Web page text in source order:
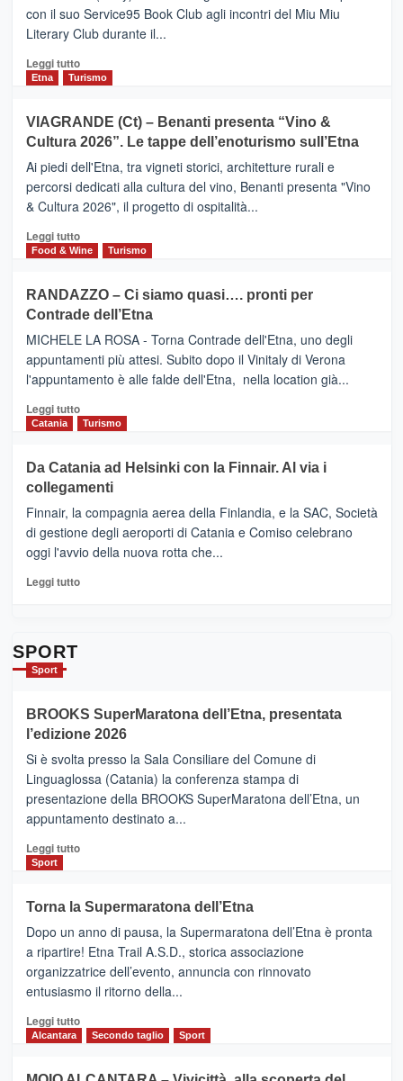
turistica
privilegiata
secondo
dati
di
Anche
la
Alcantara
nei
primi
nella
classifica
con il suo Service95 Book Club agli incontri del Miu Miu
Literary Club durante il...
Leggi tuttoLeggi
di
IL
SAN
DOMENICO
PALACE
TAORMINA,
UN
HOTEL
FOUR
IL
NUOVO
SUMMER
CLUB
Etna Turismo
VIAGRANDE (Ct) – Benanti presenta “Vino &
Cultura 2026”. Le tappe dell’enoturismo sull’Etna
Ai piedi dell'Etna, tra vigneti storici, architetture rurali e
percorsi dedicati alla cultura del vino, Benanti presenta "Vino
& Cultura 2026", il progetto di ospitalità...
Leggi tuttoLeggi
di
VIAGRANDE
(Ct)
–
Benanti
presenta
“Vino
&
Cultura
tappe
dell’enoturismo
Food & Wine Turismo
RANDAZZO – Ci siamo quasi…. pronti per
Contrade dell’Etna
MICHELE LA ROSA - Torna Contrade dell'Etna, uno degli
appuntamenti più attesi. Subito dopo il Vinitaly di Verona
l'appuntamento è alle falde dell'Etna, nella location già...
Leggi tuttoLeggi
di
RANDAZZO
–
Ci
siamo
quasi….
pronti
per
Catania Turismo
Da Catania ad Helsinki con la Finnair. Al via i
collegamenti
Finnair, la compagnia aerea della Finlandia, e la SAC, Società
di gestione degli aeroporti di Catania e Comiso celebrano
oggi l'avvio della nuova rotta che...
Leggi tuttoLeggi
con
la
Al
via
i
collegamenti
SPORT
Sport
BROOKS SuperMaratona dell’Etna, presentata
l’edizione 2026
Si è svolta presso la Sala Consiliare del Comune di
Linguaglossa (Catania) la conferenza stampa di
presentazione della BROOKS SuperMaratona dell’Etna, un
appuntamento destinato a...
Leggi tuttoLeggi
BROOKS
SuperMaratona
dell’Etna,
presentata
l’edizione
2026
Sport
Torna la Supermaratona dell’Etna
Dopo un anno di pausa, la Supermaratona dell’Etna è pronta
a ripartire! Etna Trail A.S.D., storica associazione
organizzatrice dell’evento, annuncia con rinnovato
entusiasmo il ritorno della...
Leggi tuttoLeggi
Alcantara Secondo taglio Sport